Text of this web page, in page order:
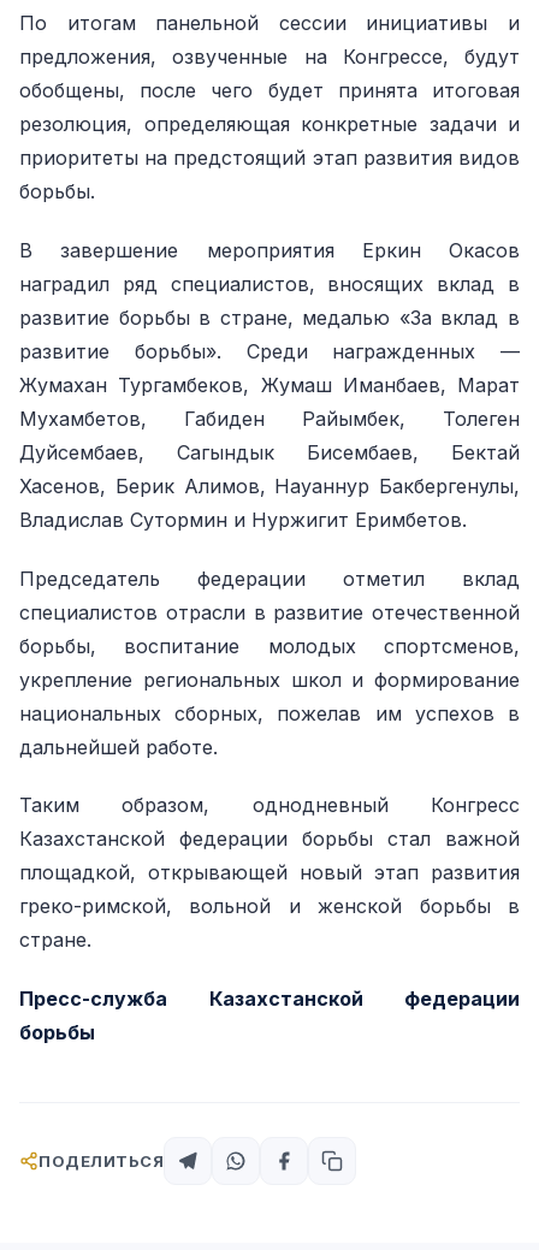
По итогам панельной сессии инициативы и
предложения, озвученные на Конгрессе, будут
обобщены, после чего будет принята итоговая
резолюция, определяющая конкретные задачи и
приоритеты на предстоящий этап развития видов
борьбы.
В завершение мероприятия Еркин Окасов
наградил ряд специалистов, вносящих вклад в
развитие борьбы в стране, медалью «За вклад в
развитие борьбы». Среди награжденных —
Жумахан Тургамбеков, Жумаш Иманбаев, Марат
Мухамбетов, Габиден Райымбек, Толеген
Дуйсембаев, Сагындык Бисембаев, Бектай
Хасенов, Берик Алимов, Науаннур Бакбергенулы,
Владислав Сутормин и Нуржигит Еримбетов.
Председатель федерации отметил вклад
специалистов отрасли в развитие отечественной
борьбы, воспитание молодых спортсменов,
укрепление региональных школ и формирование
национальных сборных, пожелав им успехов в
дальнейшей работе.
Таким образом, однодневный Конгресс
Казахстанской федерации борьбы стал важной
площадкой, открывающей новый этап развития
греко-римской, вольной и женской борьбы в
стране.
Пресс-служба Казахстанской федерации
борьбы
ПОДЕЛИТЬСЯ